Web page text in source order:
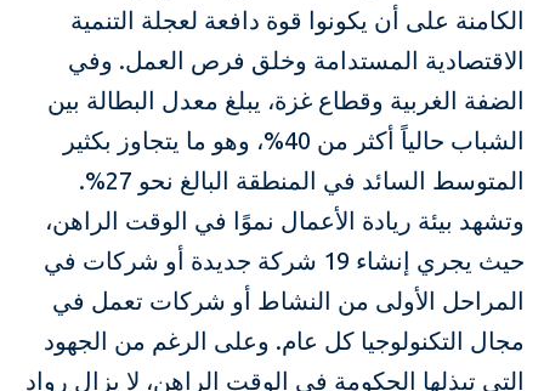
الكامنة على أن يكونوا قوة دافعة لعجلة التنمية
الاقتصادية المستدامة وخلق فرص العمل. وفي
الضفة الغربية وقطاع غزة، يبلغ معدل البطالة بين
الشباب حالياً أكثر من 40%، وهو ما يتجاوز بكثير
المتوسط السائد في المنطقة البالغ نحو 27%.
وتشهد بيئة ريادة الأعمال نموًا في الوقت الراهن،
حيث يجري إنشاء 19 شركة جديدة أو شركات في
المراحل الأولى من النشاط أو شركات تعمل في
مجال التكنولوجيا كل عام. وعلى الرغم من الجهود
التي تبذلها الحكومة في الوقت الراهن، لا يزال رواد